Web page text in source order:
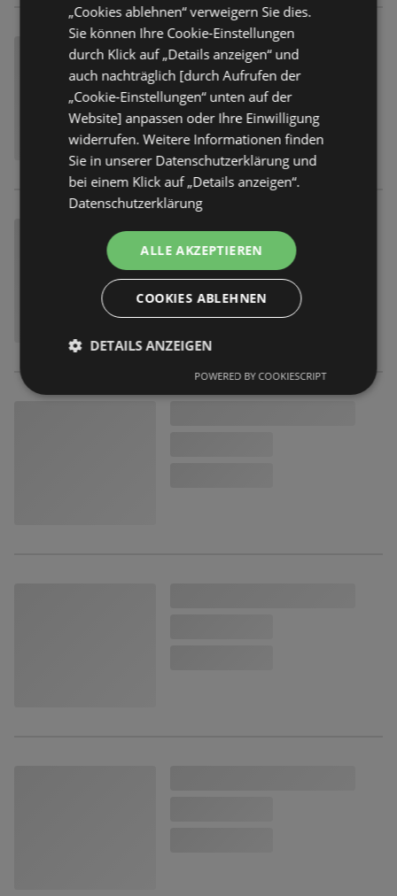
„Cookies ablehnen“ verweigern Sie dies.
Sie können Ihre Cookie-Einstellungen
durch Klick auf „Details anzeigen“ und
auch nachträglich [durch Aufrufen der
„Cookie-Einstellungen“ unten auf der
Website] anpassen oder Ihre Einwilligung
widerrufen. Weitere Informationen finden
Sie in unserer Datenschutzerklärung und
bei einem Klick auf „Details anzeigen“.
Datenschutzerklärung
ALLE AKZEPTIEREN
COOKIES ABLEHNEN
DETAILS ANZEIGEN
POWERED BY COOKIESCRIPT